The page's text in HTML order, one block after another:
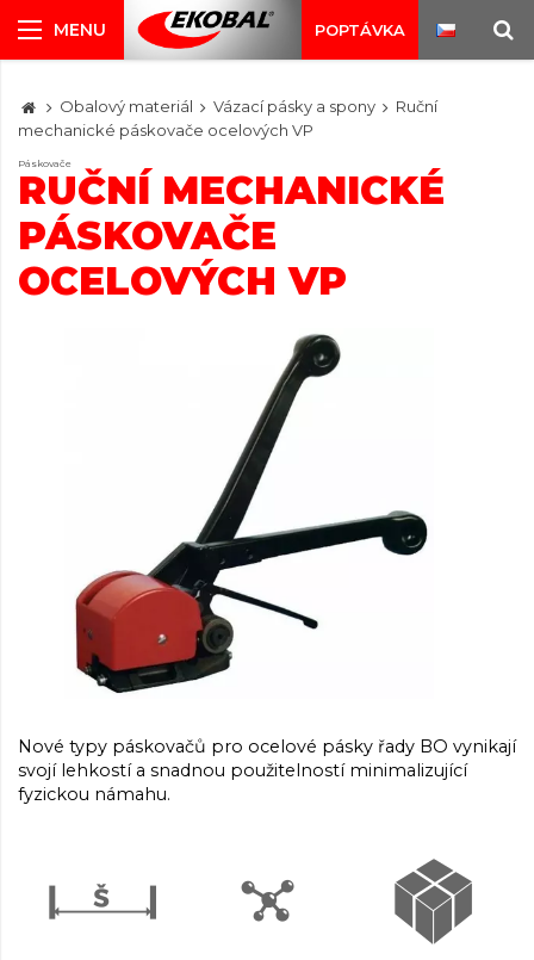
POPTÁVKA
Obalový materiál Vázací pásky a spony
Ruční
mechanické páskovače ocelových VP
Páskovače
RUČNÍ MECHANICKÉ
PÁSKOVAČE
OCELOVÝCH VP
Nové typy páskovačů pro ocelové pásky řady BO vynikají
svojí lehkostí a snadnou použitelností minimalizující
fyzickou námahu.